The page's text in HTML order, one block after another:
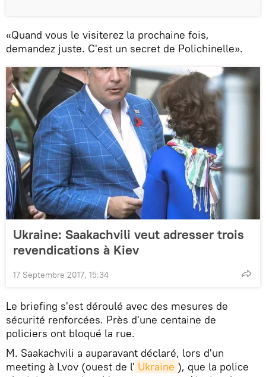
«Quand vous le visiterez la prochaine fois,
demandez juste. C'est un secret de Polichinelle».
Ukraine: Saakachvili veut adresser trois
revendications à Kiev
17 Septembre 2017, 15:34
Le briefing s'est déroulé avec des mesures de
sécurité renforcées. Près d'une centaine de
policiers ont bloqué la rue.
M. Saakachvili a auparavant déclaré, lors d'un
meeting à Lvov (ouest de l' Ukraine ), que la police